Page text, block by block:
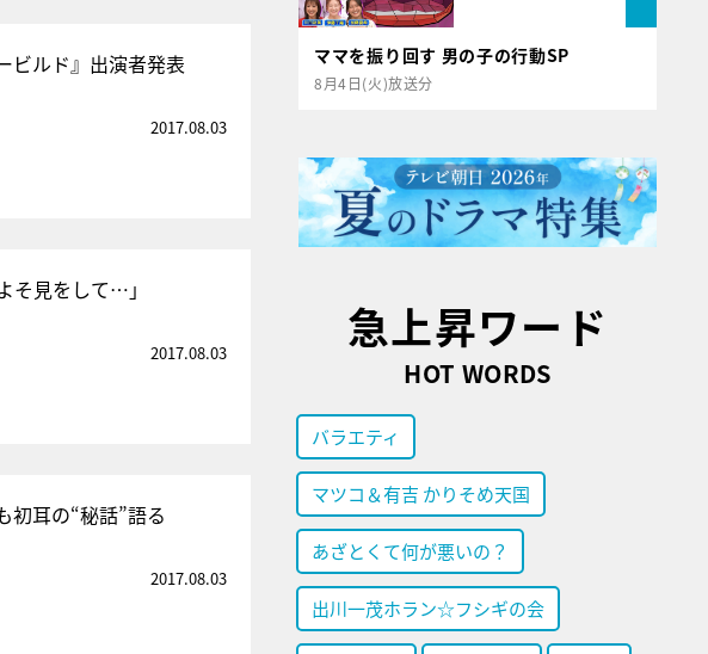
ビルド』出演者発表
2017.08.03
そ見をして…」
2017.08.03
初耳の“秘話”語る
2017.08.03
ママを振り回す 男の子の行動SP
8月4日(火)放送分
急上昇ワード
HOT WORDS
バラエティ
マツコ＆有吉 かりそめ天国
あざとくて何が悪いの？
出川一茂ホラン☆フシギの会